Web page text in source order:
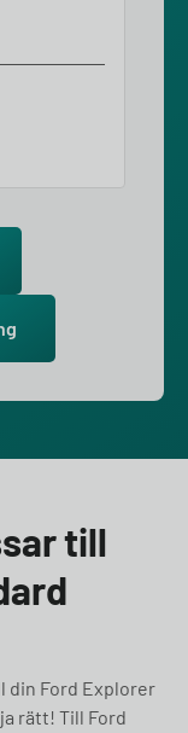
till
din Ford Explorer
rätt! Till Ford